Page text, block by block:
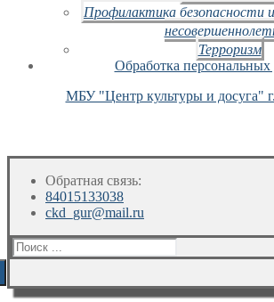
Профилактика безопасности
Терроризм
Обработка
МБУ "Центр культуры и досуга"
Обратная связь:
84015133038
ckd_gur@mail.ru
Искать: